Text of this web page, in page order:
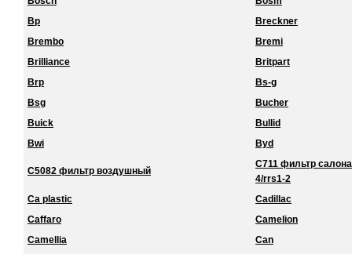
Bp
Breckner
Brembo
Bremi
Brilliance
Britpart
Brp
Bs-g
Bsg
Bucher
Buick
Bullid
Bwi
Byd
C5082 фильтр воздушный
C711 фильтр
4/rrs1-2
Ca plastic
Cadillac
Caffaro
Camelion
Camellia
Can